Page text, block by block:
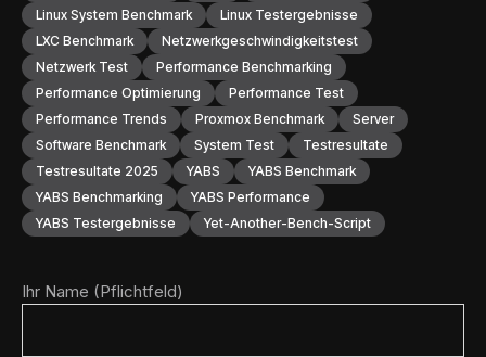
Linux System Benchmark
Linux Testergebnisse
LXC Benchmark
Netzwerkgeschwindigkeitstest
Netzwerk Test
Performance Benchmarking
Performance Optimierung
Performance Test
Performance Trends
Proxmox Benchmark
Server
Software Benchmark
System Test
Testresultate
Testresultate 2025
YABS
YABS Benchmark
YABS Benchmarking
YABS Performance
YABS Testergebnisse
Yet-Another-Bench-Script
Ihr Name (Pflichtfeld)